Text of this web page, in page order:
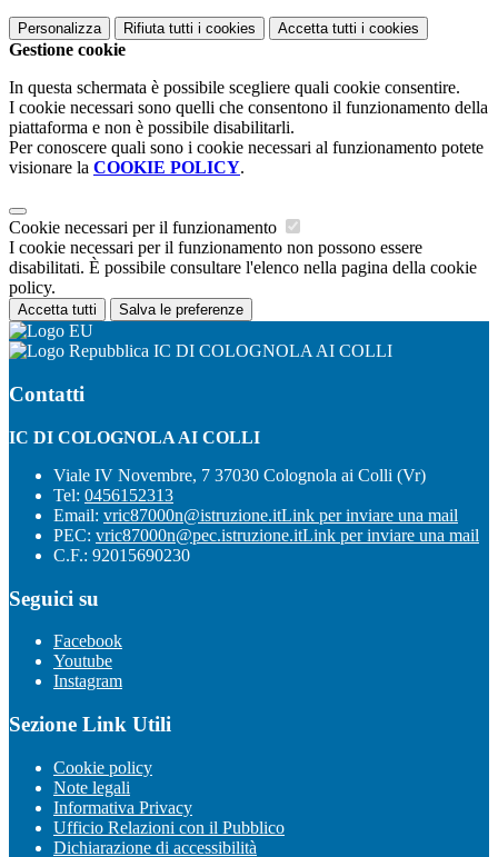
Personalizza Rifiuta tutti i cookies Accetta tutti i cookies
Gestione cookie
In questa schermata è possibile scegliere quali cookie consentire.
I cookie necessari sono quelli che consentono il funzionamento della
piattaforma e non è possibile disabilitarli.
Per conoscere quali sono i cookie necessari al funzionamento potete
visionare la COOKIE POLICY.
Cookie necessari per il funzionamento
I cookie necessari per il funzionamento non possono essere
disabilitati. È possibile consultare l'elenco nella pagina della cookie
policy.
Accetta tutti Salva le preferenze
IC DI COLOGNOLA AI COLLI
Contatti
IC DI COLOGNOLA AI COLLI
Viale IV Novembre, 7 37030 Colognola ai Colli (Vr)
Tel: 0456152313
Email: vric87000n@istruzione.itLink per inviare una mail
PEC: vric87000n@pec.istruzione.itLink per inviare una mail
C.F.: 92015690230
Seguici su
Facebook
Youtube
Instagram
Sezione Link Utili
Cookie policy
Note legali
Informativa Privacy
Ufficio Relazioni con il Pubblico
Dichiarazione di accessibilità